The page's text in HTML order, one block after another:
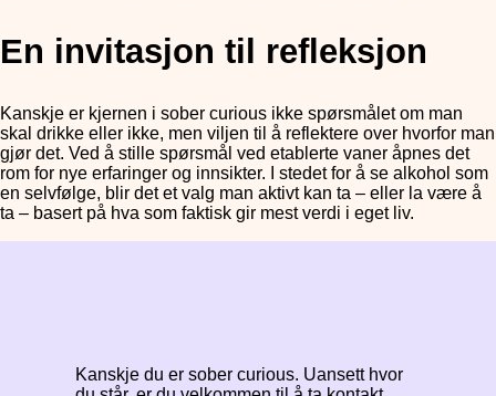
En invitasjon til refleksjon
Kanskje er kjernen i sober curious ikke spørsmålet om man
skal drikke eller ikke, men viljen til å reflektere over hvorfor man
gjør det. Ved å stille spørsmål ved etablerte vaner åpnes det
rom for nye erfaringer og innsikter. I stedet for å se alkohol som
en selvfølge, blir det et valg man aktivt kan ta – eller la være å
ta – basert på hva som faktisk gir mest verdi i eget liv.
Kanskje du er sober curious. Uansett hvor